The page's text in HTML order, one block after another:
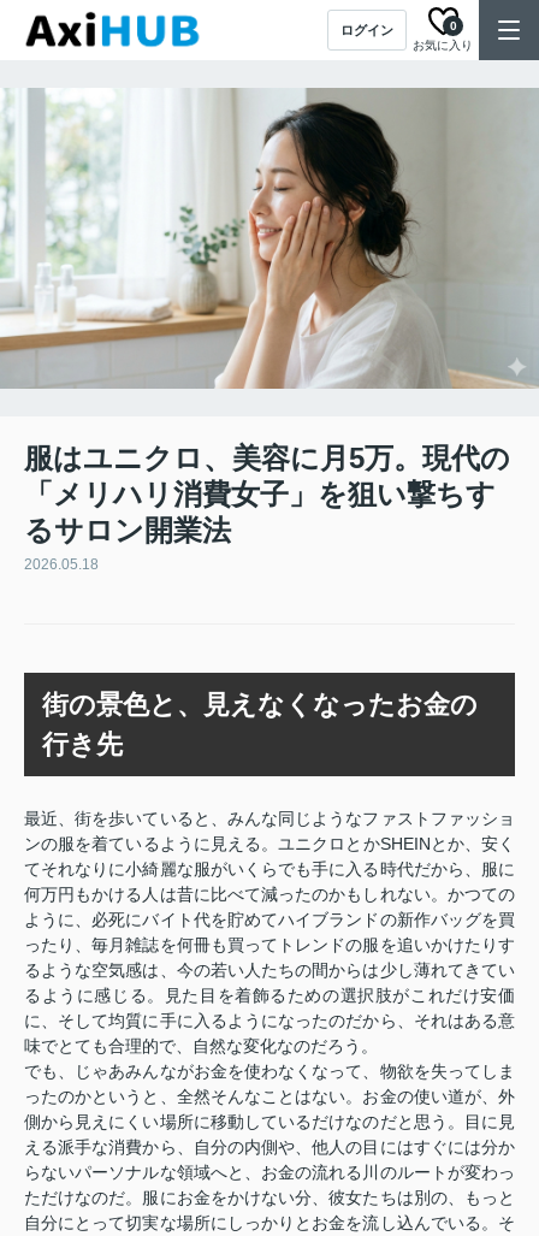
ログイン
お気に入り
0
服はユニクロ、美容に月5万。現代の
「メリハリ消費女子」を狙い撃ちす
るサロン開業法
2026.05.18
街の景色と、見えなくなったお金の
行き先
最近、街を歩いていると、みんな同じようなファストファッショ
ンの服を着ているように見える。ユニクロとかSHEINとか、安く
てそれなりに小綺麗な服がいくらでも手に入る時代だから、服に
何万円もかける人は昔に比べて減ったのかもしれない。かつての
ように、必死にバイト代を貯めてハイブランドの新作バッグを買
ったり、毎月雑誌を何冊も買ってトレンドの服を追いかけたりす
るような空気感は、今の若い人たちの間からは少し薄れてきてい
るように感じる。見た目を着飾るための選択肢がこれだけ安価
に、そして均質に手に入るようになったのだから、それはある意
味でとても合理的で、自然な変化なのだろう。
でも、じゃあみんながお金を使わなくなって、物欲を失ってしま
ったのかというと、全然そんなことはない。お金の使い道が、外
側から見えにくい場所に移動しているだけなのだと思う。目に見
える派手な消費から、自分の内側や、他人の目にはすぐには分か
らないパーソナルな領域へと、お金の流れる川のルートが変わっ
ただけなのだ。服にお金をかけない分、彼女たちは別の、もっと
自分にとって切実な場所にしっかりとお金を流し込んでいる。そ